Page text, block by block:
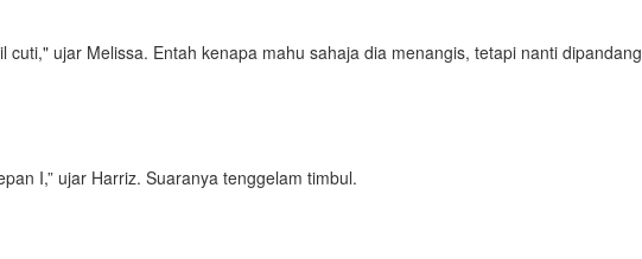
cuti," ujar Melissa. Entah kenapa mahu sahaja dia menangis, tetapi nanti dipandang
I,” ujar Harriz. Suaranya tenggelam timbul.